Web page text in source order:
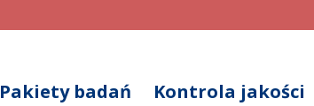
Pakiety badań Kontrola jakości